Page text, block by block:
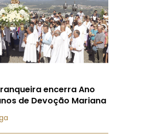
encerra Ano
de Devoção Mariana